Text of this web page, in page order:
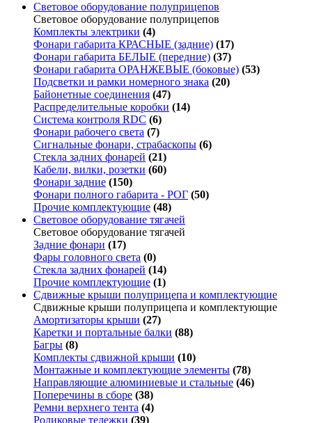
Световое оборудование полуприцепов
Световое оборудование полуприцепов
Комплекты электрики (4)
Фонари габарита КРАСНЫЕ (задние) (17)
Фонари габарита БЕЛЫЕ (передние) (37)
Фонари габарита ОРАНЖЕВЫЕ (боковые) (53)
Подсветки и рамки номерного знака (20)
Байонетные соединения (47)
Распределительные коробки (14)
Система контроля RDC (6)
Фонари рабочего света (7)
Сигнальные фонари, страбаскопы (6)
Стекла задних фонарей (21)
Кабели, вилки, розетки (60)
Фонари задние (150)
Фонари полного габарита - РОГ (50)
Прочие комплектующие (48)
Световое оборудование тягачей
Световое оборудование тягачей
Задние фонари (17)
Фары головного света (0)
Стекла задних фонарей (14)
Прочие комплектующие (1)
Сдвижные крыши полуприцепа и комплектующие
Сдвижные крыши полуприцепа и комплектующие
Амортизаторы крыши (27)
Каретки и портальные балки (88)
Багры (8)
Комплекты сдвижной крыши (10)
Монтажные и комплектующие элементы (78)
Направляющие алюминиевые и стальные (46)
Поперечины в сборе (38)
Ремни верхнего тента (4)
Роликовые тележки (39)